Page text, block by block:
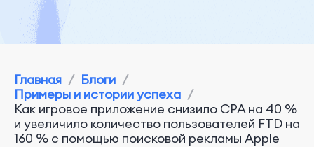
Главная / Блоги /
Примеры и истории успеха /
Как игровое приложение снизило CPA на 40 %
и увеличило количество пользователей FTD на
160 % с помощью поисковой рекламы Apple